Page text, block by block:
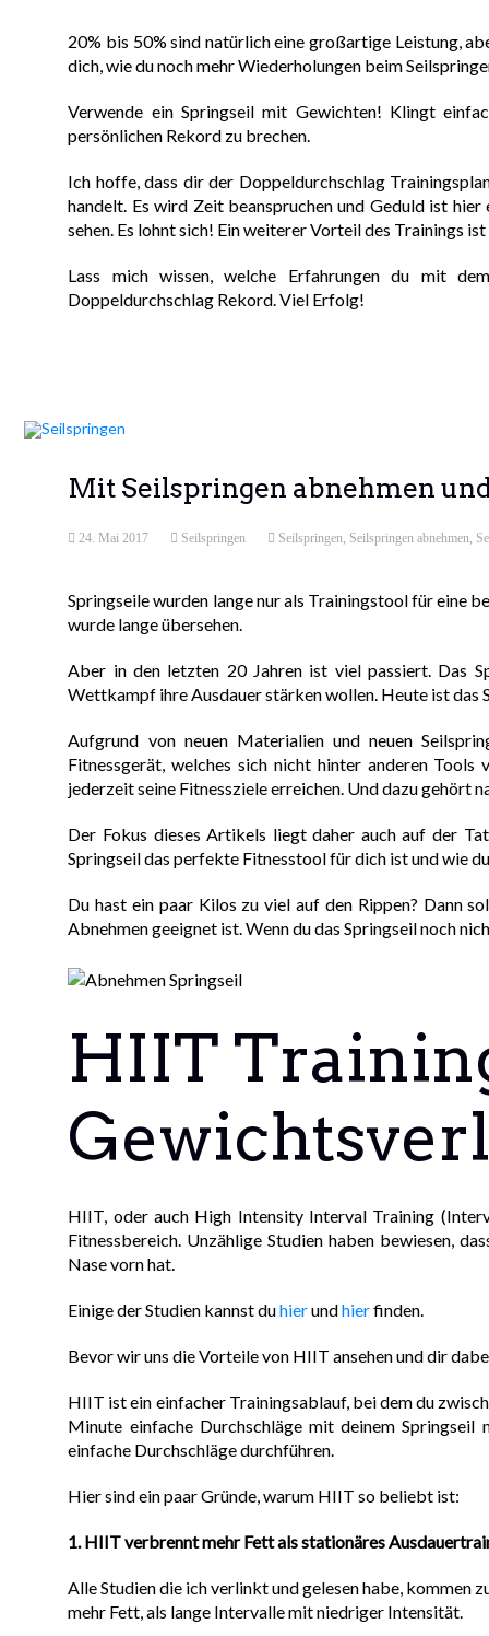
20% bis 50% sind natürlich eine großartige Leistung,
dich, wie du noch mehr Wiederholungen beim
Verwende ein Springseil mit Gewichten! Klingt
persönlichen Rekord zu brechen.
Ich hoffe, dass dir der Doppeldurchschlag
handelt. Es wird Zeit beanspruchen und Geduld ist
sehen. Es lohnt sich! Ein weiterer Vorteil des Trainings
Lass mich wissen, welche Erfahrungen du mit
Doppeldurchschlag Rekord. Viel Erfolg!
Mit Seilspringen abnehmen
24. Mai 2017 Seilspringen Seilspringen, Seilspringen abnehmen,
Springseile wurden lange nur als Trainingstool für eine
wurde lange übersehen.
Aber in den letzten 20 Jahren ist viel passiert. Das
Wettkampf ihre Ausdauer stärken wollen. Heute ist das
Aufgrund von neuen Materialien und neuen
Fitnessgerät, welches sich nicht hinter anderen
jederzeit seine Fitnessziele erreichen. Und dazu gehört
Der Fokus dieses Artikels liegt daher auch auf der
Springseil das perfekte Fitnesstool für dich ist und wie
Du hast ein paar Kilos zu viel auf den Rippen? Dann
Abnehmen geeignet ist. Wenn du das Springseil noch
HIIT
HIIT, oder auch High Intensity Interval Training
Fitnessbereich. Unzählige Studien haben bewiesen,
Nase vorn hat.
Einige der Studien kannst duhierundhierfinden.
Bevor wir uns die Vorteile von HIIT ansehen und dir
HIIT ist ein einfacher Trainingsablauf, bei dem du
Minute einfache Durchschläge mit deinem Springseil
einfache Durchschläge durchführen.
Hier sind ein paar Gründe, warum HIIT so beliebt ist:
1. HIIT verbrennt mehr Fett als stationäres
Alle Studien die ich verlinkt und gelesen habe, kommen
mehr Fett, als lange Intervalle mit niedriger Intensität.